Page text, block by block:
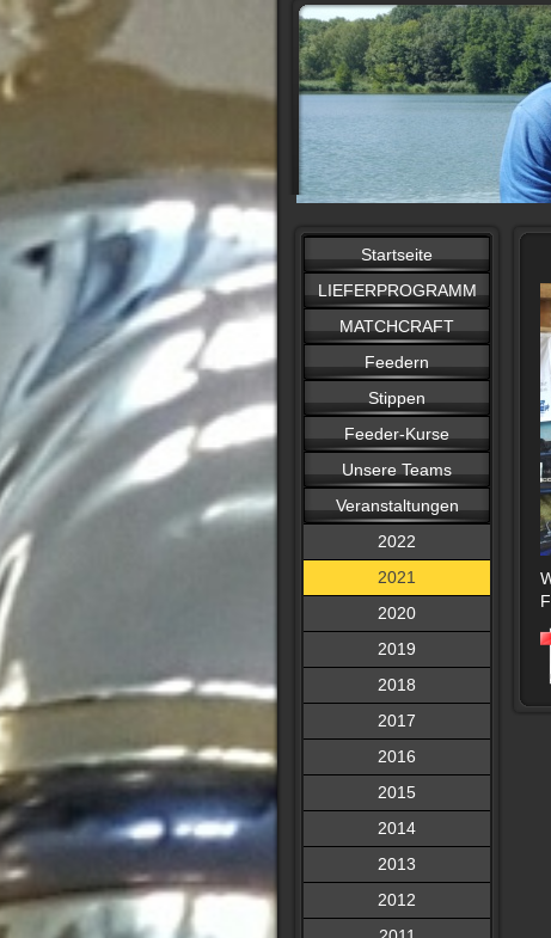
Startseite
LIEFERPROGRAMM
MATCHCRAFT
Feedern
Stippen
Feeder-Kurse
Unsere Teams
Veranstaltungen
2022
2021
2020
2019
2018
2017
2016
2015
2014
2013
2012